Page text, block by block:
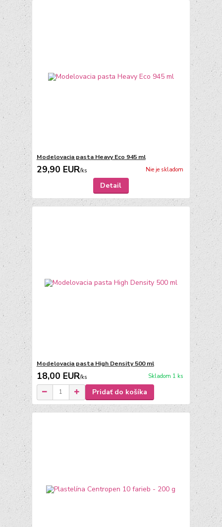
Modelovacia pasta Heavy Eco 945 ml
29,90 EUR/ks Nie je skladom
Detail
Modelovacia pasta High Density 500 ml
18,00 EUR/ks Skladom 1 ks
Pridať do košíka